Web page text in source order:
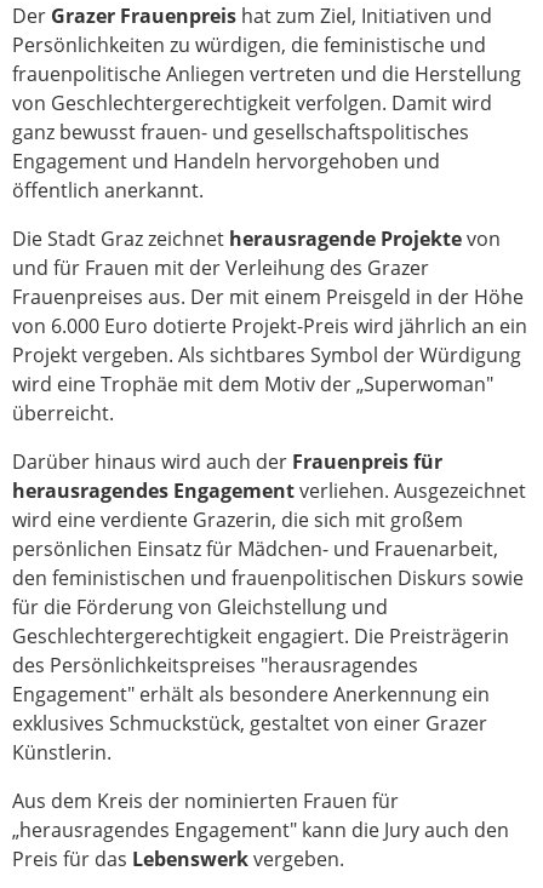
Der Grazer Frauenpreis hat zum Ziel, Initiativen und
Persönlichkeiten zu würdigen, die feministische und
frauenpolitische Anliegen vertreten und die Herstellung
von Geschlechtergerechtigkeit verfolgen. Damit wird
ganz bewusst frauen- und gesellschaftspolitisches
Engagement und Handeln hervorgehoben und
öffentlich anerkannt.
Die Stadt Graz zeichnet herausragende Projektevon
und für Frauen mit der Verleihung des Grazer
Frauenpreises aus. Der mit einem Preisgeld in der Höhe
von 6.000 Euro dotierte Projekt-Preis wird jährlich an ein
Projekt vergeben. Als sichtbares Symbol der Würdigung
wird eine Trophäe mit dem Motiv der „Superwoman"
überreicht.
Darüber hinaus wird auch der Frauenpreis für
herausragendes Engagementverliehen. Ausgezeichnet
wird eine verdiente Grazerin, die sich mit großem
persönlichen Einsatz für Mädchen- und Frauenarbeit,
den feministischen und frauenpolitischen Diskurs sowie
für die Förderung von Gleichstellung und
Geschlechtergerechtigkeit engagiert. Die Preisträgerin
des Persönlichkeitspreises "herausragendes
Engagement" erhält als besondere Anerkennung ein
exklusives Schmuckstück, gestaltet von einer Grazer
Künstlerin.
Aus dem Kreis der nominierten Frauen für
„herausragendes Engagement" kann die Jury auch den
Preis für das Lebenswerkvergeben.